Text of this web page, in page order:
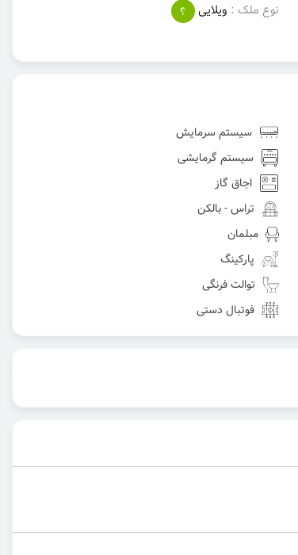
نوع ملک : ویلایی
؟
سیستم سرمایش
سیستم گرمایشی
اجاق گاز
تراس - بالکن
مبلمان
پارکینگ
توالت فرنگی
فوتبال دستی